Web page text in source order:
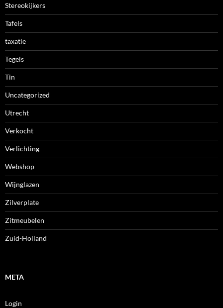
Stereokijkers
Tafels
taxatie
Tegels
Tin
Uncategorized
Utrecht
Verkocht
Verlichting
Webshop
Wijnglazen
Zilverplate
Zitmeubelen
Zuid-Holland
META
Login